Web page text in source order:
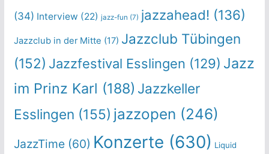
(34) Interview (22) jazz-fun (7) jazzahead! (136)
Jazzclub in der Mitte (17) Jazzclub Tübingen
(152) Jazzfestival Esslingen (129) Jazz
im Prinz Karl (188) Jazzkeller
Esslingen (155) jazzopen (246)
JazzTime(60) Konzerte (630) Liquid